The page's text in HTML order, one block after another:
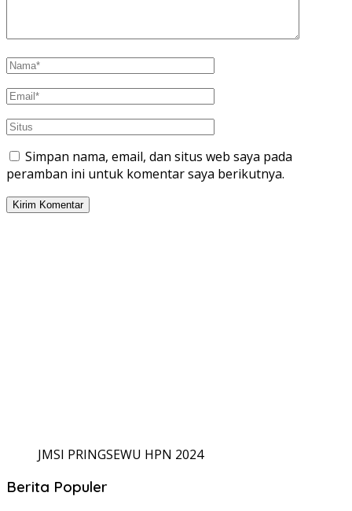
Simpan nama, email, dan situs web saya pada
peramban ini untuk komentar saya berikutnya.
JMSI PRINGSEWU HPN 2024
Berita Populer